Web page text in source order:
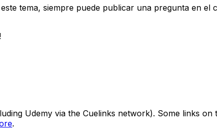
tema, siempre puede publicar una pregunta en el
Udemy via the Cuelinks network). Some links
.